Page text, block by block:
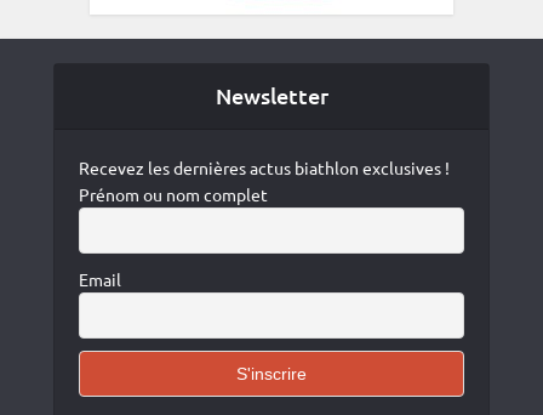
Newsletter
Recevez les dernières actus biathlon exclusives !
Prénom ou nom complet
Email